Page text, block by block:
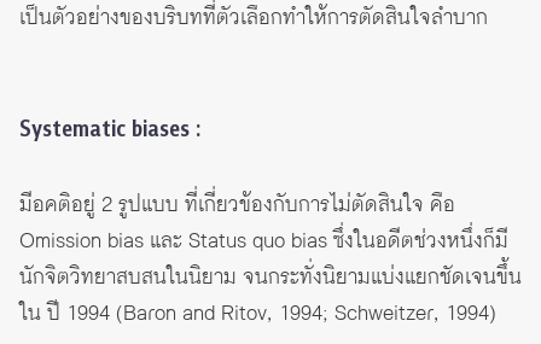
เป็นตัวอย่างของบริบทที่ตัวเลือกทำให้การตัดสินใจลำบาก
Systematic biases :
มีอคติอยู่ 2 รูปแบบ ที่เกี่ยวข้องกับการไม่ตัดสินใจ คือ
Omission bias และ Status quo bias ซึ่งในอดีตช่วงหนึ่งก็มี
นักจิตวิทยาสบสนในนิยาม จนกระทั่งนิยามแบ่งแยกชัดเจนขึ้น
ใน ปี 1994 (Baron and Ritov, 1994; Schweitzer, 1994)